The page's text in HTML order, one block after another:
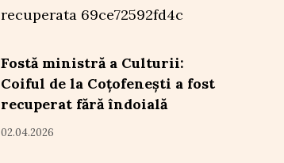
Fostă ministră a Culturii:
Coiful de la Coțofenești a fost
recuperat fără îndoială
02.04.2026